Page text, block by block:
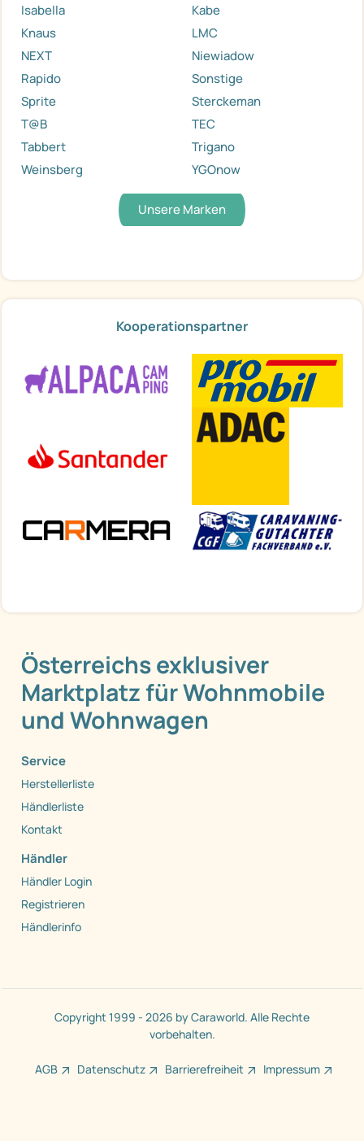
Isabella
Kabe
Knaus
LMC
NEXT
Niewiadow
Rapido
Sonstige
Sprite
Sterckeman
T@B
TEC
Tabbert
Trigano
Weinsberg
YGOnow
Unsere Marken
Kooperationspartner
Österreichs exklusiver
Marktplatz für Wohnmobile
und Wohnwagen
Service
Herstellerliste
Händlerliste
Kontakt
Händler
Händler Login
Registrieren
Händlerinfo
Copyright 1999 - 2026 by Caraworld. Alle Rechte
vorbehalten.
AGB Datenschutz Barrierefreiheit Impressum